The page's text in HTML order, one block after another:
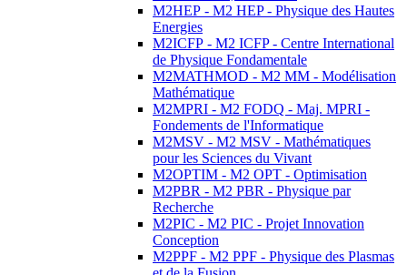
M2HEP - M2 HEP - Physique des Hautes
Energies
M2ICFP - M2 ICFP - Centre International
de Physique Fondamentale
M2MATHMOD - M2 MM - Modélisation
Mathématique
M2MPRI - M2 FODQ - Maj. MPRI -
Fondements de l'Informatique
M2MSV - M2 MSV - Mathématiques
pour les Sciences du Vivant
M2OPTIM - M2 OPT - Optimisation
M2PBR - M2 PBR - Physique par
Recherche
M2PIC - M2 PIC - Projet Innovation
Conception
M2PPF - M2 PPF - Physique des Plasmas